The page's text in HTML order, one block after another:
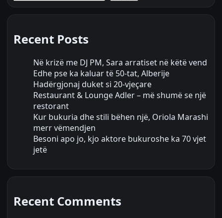
Recent Posts
Në krizë me DJ PM, Sara arratiset në këtë vend
Edhe pse ka kaluar të 50-tat, Alberije
Hadërgjonaj duket si 20-vjeçare
Restaurant & Lounge Adler – më shumë se një
restorant
Kur bukuria dhe stili bëhen një, Oriola Marashi
merr vëmendjen
Besoni apo jo, kjo aktore bukuroshe ka 70 vjet
jetë
Recent Comments